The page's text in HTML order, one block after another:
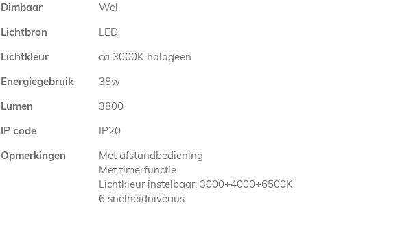
Dimbaar
Wel
Lichtbron
LED
Lichtkleur
ca 3000K halogeen
Energiegebruik
38w
Lumen
3800
IP code
IP20
Opmerkingen
Met afstandbediening
Met timerfunctie
Lichtkleur instelbaar: 3000+4000+6500K
6 snelheidniveaus